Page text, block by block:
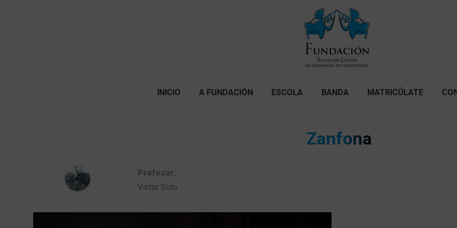
INICIO A FUNDACIÓN ESCOLA BANDA MATRICÚLATE
Zanfona
Profesor:
Victor Soto